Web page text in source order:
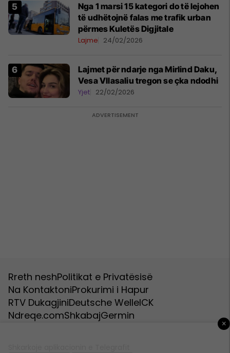
Nga 1 marsi 15 kategori do të lejohen
të udhëtojnë falas me trafik urban
përmes Kuletës Digjitale
Lajme 24/02/2026
Lajmet për ndarje nga Mirlind Daku,
Vesa Vllasaliu tregon se çka ndodhi
Yjet 22/02/2026
Rreth neshPolitikat e Privatësisë
Na KontaktoniProkurimi i Hapur
RTV DukagjiniDeutsche WelleICK
Ndreqe.comShkabajGermin
×